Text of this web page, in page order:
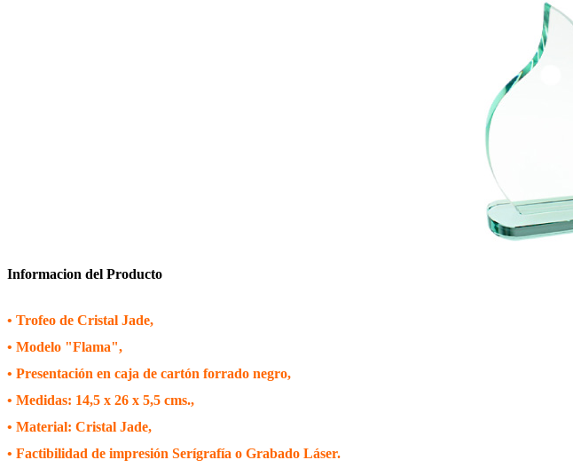
Informacion del Producto
• Trofeo de Cristal Jade,
• Modelo "Flama",
• Presentación en caja de cartón forrado negro,
• Medidas: 14,5 x 26 x 5,5 cms.,
• Material: Cristal Jade,
• Factibilidad de impresión Serígrafía o Grabado Láser.